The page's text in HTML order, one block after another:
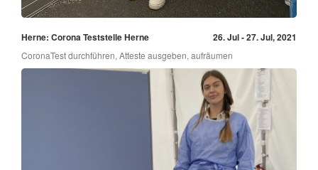
Herne: Corona Teststelle Herne 26. Jul - 27. Jul, 2021
CoronaTest durchführen, Atteste ausgeben, aufräumen